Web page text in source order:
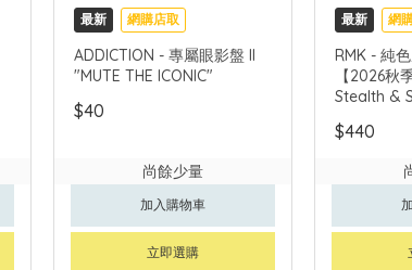
最新 網購店取
ADDICTION - 專屬眼影盤 II
"MUTE THE ICONIC"
$40
尚餘少量
加入購物車
立即選購
最新
網
2026秋季
可中國內地
RMK - 純
【2026秋
Stealth &
$440